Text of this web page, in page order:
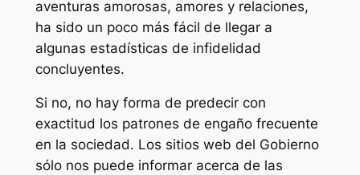
aventuras amorosas, amores y relaciones,
ha sido un poco más fácil de llegar a
algunas estadísticas de infidelidad
concluyentes.
Si no, no hay forma de predecir con
exactitud los patrones de engaño frecuente
en la sociedad. Los sitios web del Gobierno
sólo nos puede informar acerca de las